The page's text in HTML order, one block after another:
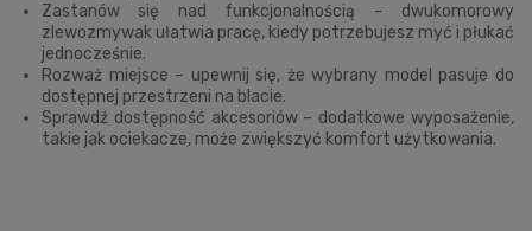
Zastanów się nad funkcjonalnością – dwukomorowy
zlewozmywak ułatwia pracę, kiedy potrzebujesz myć i płukać
jednocześnie.
Rozważ miejsce – upewnij się, że wybrany model pasuje do
dostępnej przestrzeni na blacie.
Sprawdź dostępność akcesoriów – dodatkowe wyposażenie,
takie jak ociekacze, może zwiększyć komfort użytkowania.